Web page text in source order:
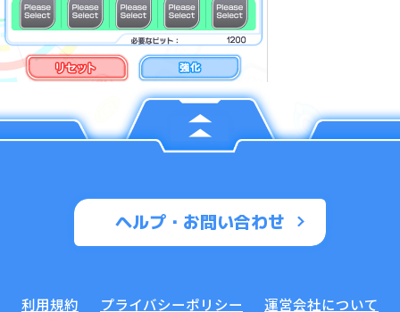
ヘルプ・お問い合わせ
利用規約 プライバシーポリシー
運営会社について